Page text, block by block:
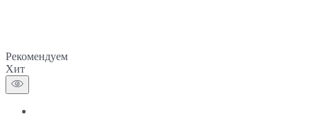
Рекомендуем
Хит